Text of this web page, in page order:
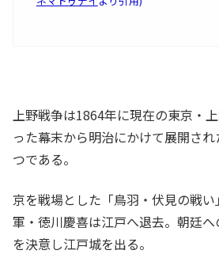
上野戦争は1864年に現在の東京・
った幕末から明治にかけて展開さ
つである。
京を戦場とした「鳥羽・伏見の戦
軍・徳川慶喜は江戸へ退去。朝廷
を決意し江戸城を出る。